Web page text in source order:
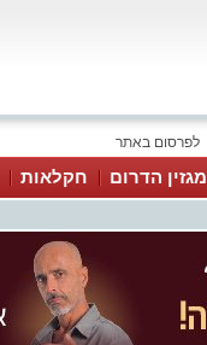
לפרסום באתר
מגזין הדרום חקלאות